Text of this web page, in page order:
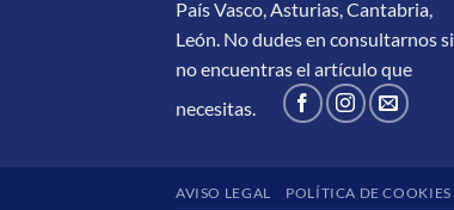
País Vasco, Asturias, Cantabria,
León. No dudes en consultarnos si
no encuentras el artículo que
necesitas.
AVISO LEGAL POLÍTICA DE COOKIES